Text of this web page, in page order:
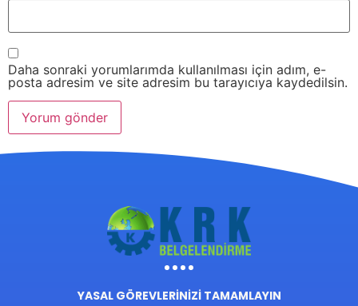
Daha sonraki yorumlarımda kullanılması için adım, e-
posta adresim ve site adresim bu tarayıcıya kaydedilsin.
YASAL GÖREVLERİNİZİ TAMAMLAYIN